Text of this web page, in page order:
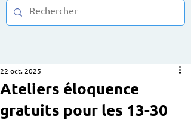
Ateliers éloquence
gratuits pour les 13-30
22 oct. 2025